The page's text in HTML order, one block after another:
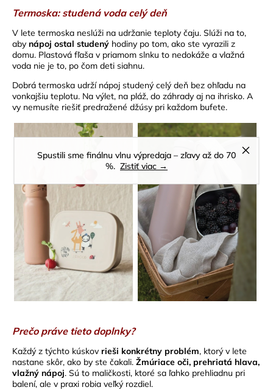
Spustili sme finálnu vlnu výpredaja – zľavy až do 70
%. Zistiť viac →
Termoska: studená voda celý deň
V lete termoska neslúži na udržanie teploty čaju. Slúži na to,
aby nápoj ostal studený hodiny po tom, ako ste vyrazili z
domu. Plastová fľaša v priamom slnku to nedokáže a vlažná
voda nie je to, po čom deti siahnu.
Dobrá termoska udrží nápoj studený celý deň bez ohľadu na
vonkajšiu teplotu. Na výlet, na pláž, do záhrady aj na ihrisko. A
vy nemusíte riešiť predražené džúsy pri každom bufete.
Prečo práve tieto doplnky?
Každý z týchto kúskov rieši konkrétny problém, ktorý v lete
nastane skôr, ako by ste čakali. Žmúriace oči, prehriatá hlava,
vlažný nápoj. Sú to maličkosti, ktoré sa ľahko prehliadnu pri
balení, ale v praxi robia veľký rozdiel.